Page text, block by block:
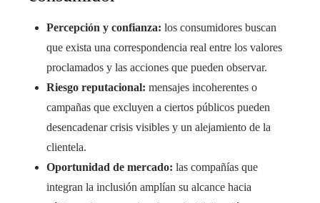
Percepción y confianza: los consumidores buscan
que exista una correspondencia real entre los valores
proclamados y las acciones que pueden observar.
Riesgo reputacional: mensajes incoherentes o
campañas que excluyen a ciertos públicos pueden
desencadenar crisis visibles y un alejamiento de la
clientela.
Oportunidad de mercado: las compañías que
integran la inclusión amplían su alcance hacia